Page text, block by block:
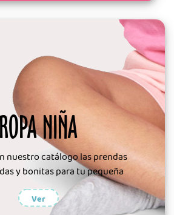
ROPA NIÑA
nuestro catálogo las prendas
y bonitas para tu pequeña
Ver